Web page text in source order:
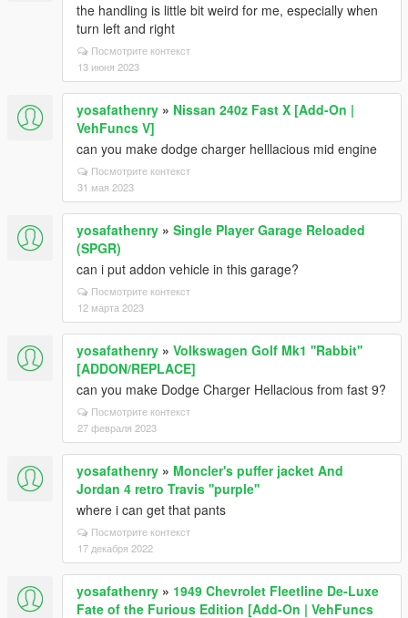
the handling is little bit weird for me, especially when
turn left and right
Посмотрите контекст
13 июня 2023
yosafathenry » Nissan 240z Fast X [Add-On |
VehFuncs V]
can you make dodge charger helllacious mid engine
Посмотрите контекст
31 мая 2023
yosafathenry » Single Player Garage Reloaded
(SPGR)
can i put addon vehicle in this garage?
Посмотрите контекст
12 марта 2023
yosafathenry » Volkswagen Golf Mk1 ''Rabbit''
[ADDON/REPLACE]
can you make Dodge Charger Hellacious from fast 9?
Посмотрите контекст
27 февраля 2023
yosafathenry » Moncler's puffer jacket And
Jordan 4 retro Travis ''purple''
where i can get that pants
Посмотрите контекст
17 декабря 2022
yosafathenry » 1949 Chevrolet Fleetline De-Luxe
Fate of the Furious Edition [Add-On | VehFuncs